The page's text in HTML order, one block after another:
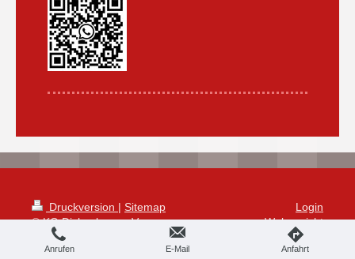
Druckversion | Sitemap
© KG Dickenberg e.V.
Login
Webansicht
Anrufen E-Mail Anfahrt